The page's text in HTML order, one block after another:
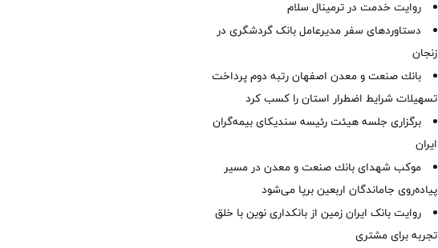
روایت خدمت در ترمینال سلام
دستاوردهای سفر مدیرعامل بانک گردشگری در
زنجان
بانك صنعت و معدن اصفهان رتبه دوم پرداخت
تسهیلات شرایط اضطرار استان را كسب كرد
برگزاری جلسه هیئت رئیسه سندیکای بیمه‌گران
ایران
موكب شهدای بانك صنعت و معدن در مسیر
پیاده‌روی جاماندگان اربعین برپا می‌شود
روایت بانک ایران زمین از بانکداری نوین با خلق
تجربه برای مشتری